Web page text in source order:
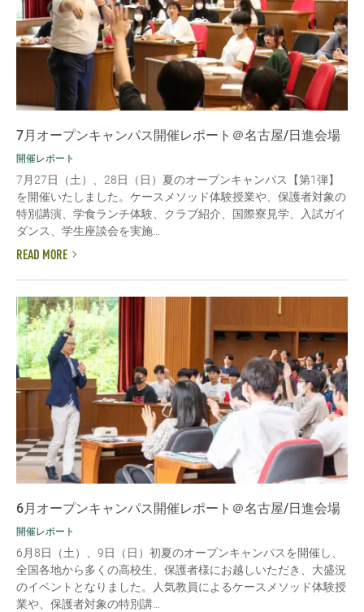
7月オープンキャンパス開催レポート＠名古屋/日進会場
開催レポート
7月27日（土）、28日（日）夏のオープンキャンパス【第1弾】
を開催いたしました。ケースメソッド体験授業や、保護者対象の
特別講演、学食ランチ体験、クラブ紹介、国際寮見学、入試ガイ
ダンス、学生座談会を実施...
READ MORE
6月オープンキャンパス開催レポート＠名古屋/日進会場
開催レポート
6月8日（土）、9日（日）初夏のオープンキャンパスを開催し、
全国各地から多くの高校生、保護者様にお越しいただき、大盛況
のイベントとなりました。人気教員によるケースメソッド体験授
業や、保護者対象の特別講...